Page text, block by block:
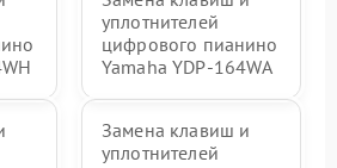
уплотнителей
цифрового пианино
Yamaha YDP-164WA
Замена клавиш и
уплотнителей